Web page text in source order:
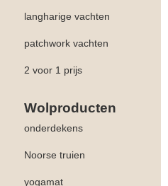
langharige vachten
patchwork vachten
2 voor 1 prijs
Wolproducten
onderdekens
Noorse truien
yogamat